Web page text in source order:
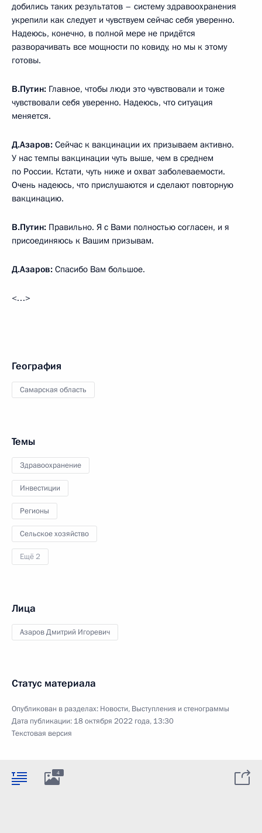
добились таких результатов – систему здравоохранения
укрепили как следует и чувствуем сейчас себя уверенно.
Надеюсь, конечно, в полной мере не придётся
разворачивать все мощности по ковиду, но мы к этому
готовы.
В.Путин: Главное, чтобы люди это чувствовали и тоже
чувствовали себя уверенно. Надеюсь, что ситуация
меняется.
Д.Азаров: Сейчас к вакцинации их призываем активно.
У нас темпы вакцинации чуть выше, чем в среднем
по России. Кстати, чуть ниже и охват заболеваемости.
Очень надеюсь, что прислушаются и сделают повторную
вакцинацию.
В.Путин: Правильно. Я с Вами полностью согласен, и я
присоединяюсь к Вашим призывам.
Д.Азаров: Спасибо Вам большое.
<…>
География
Самарская область
Темы
Здравоохранение
Инвестиции
Регионы
Сельское хозяйство
Ещё 2
Лица
Азаров Дмитрий Игоревич
Статус материала
Опубликован в разделах: Новости, Выступления и стенограммы
Дата публикации: 18 октября 2022 года, 13:30
Текстовая версия
4